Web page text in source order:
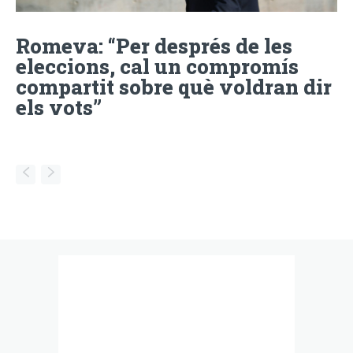
Romeva: “Per després de les
eleccions, cal un compromís
compartit sobre què voldran dir
els vots”